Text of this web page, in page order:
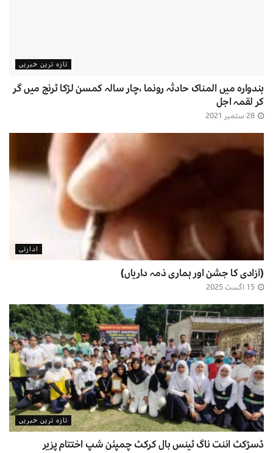
تازہ ترین خبریں
ہندوارہ میں المناک حادثہ رونما ،چار سالہ کمسن لڑکا ٹرنچ میں گر
کر لقمہ اجل
ادارتی
(آزادی کا جشن اور ہماری ذمہ داریاں)
تازہ ترین خبریں
ڈسڑکٹ اننت ناگ ٹینس بال کرکٹ چمپئن شپ اختتام پزیر